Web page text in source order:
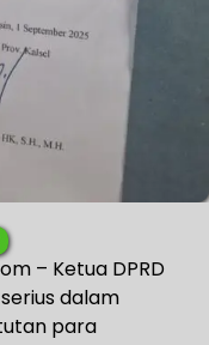
– Ketua DPRD
dalam
para